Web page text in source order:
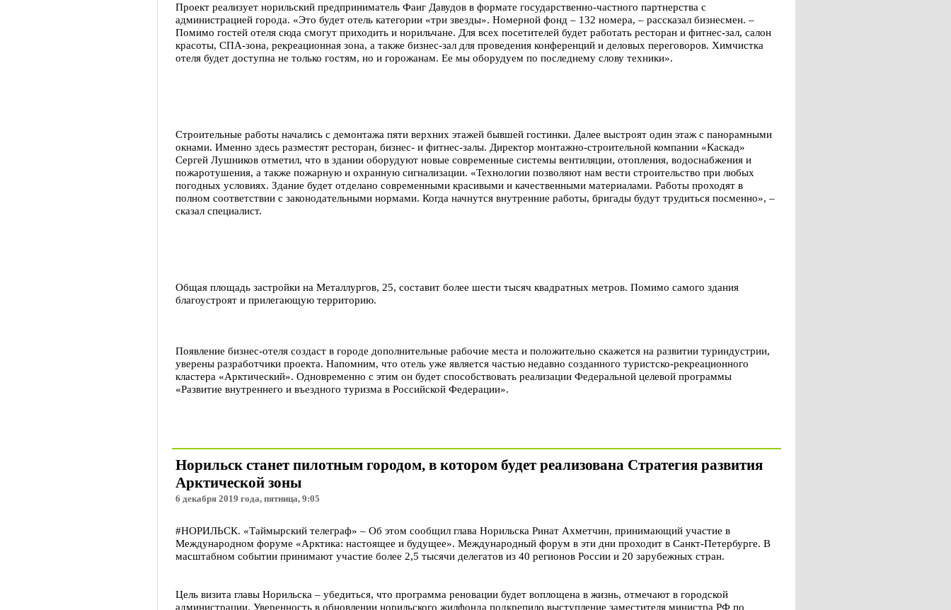
Проект реализует норильский предприниматель Фаиг Давудов в формате государственно-частного партнерства с
администрацией города. «Это будет отель категории «три звезды». Номерной фонд – 132 номера, – рассказал бизнесмен. –
Помимо гостей отеля сюда смогут приходить и норильчане. Для всех посетителей будет работать ресторан и фитнес-зал, салон
красоты, СПА-зона, рекреационная зона, а также бизнес-зал для проведения конференций и деловых переговоров. Химчистка
отеля будет доступна не только гостям, но и горожанам. Ее мы оборудуем по последнему слову техники».
Строительные работы начались с демонтажа пяти верхних этажей бывшей гостинки. Далее выстроят один этаж с панорамными
окнами. Именно здесь разместят ресторан, бизнес- и фитнес-залы. Директор монтажно-строительной компании «Каскад»
Сергей Лушников отметил, что в здании оборудуют новые современные системы вентиляции, отопления, водоснабжения и
пожаротушения, а также пожарную и охранную сигнализации. «Технологии позволяют нам вести строительство при любых
погодных условиях. Здание будет отделано современными красивыми и качественными материалами. Работы проходят в
полном соответствии с законодательными нормами. Когда начнутся внутренние работы, бригады будут трудиться посменно», –
сказал специалист.
Общая площадь застройки на Металлургов, 25, составит более шести тысяч квадратных метров. Помимо самого здания
благоустроят и прилегающую территорию.
Появление бизнес-отеля создаст в городе дополнительные рабочие места и положительно скажется на развитии туриндустрии,
уверены разработчики проекта. Напомним, что отель уже является частью недавно созданного туристско-рекреационного
кластера «Арктический». Одновременно с этим он будет способствовать реализации Федеральной целевой программы
«Развитие внутреннего и въездного туризма в Российской Федерации».
Норильск станет пилотным городом, в котором будет реализована Стратегия развития
Арктической зоны
6 декабря 2019 года, пятница, 9:05
#НОРИЛЬСК. «Таймырский телеграф» – Об этом сообщил глава Норильска Ринат Ахметчин, принимающий участие в
Международном форуме «Арктика: настоящее и будущее». Международный форум в эти дни проходит в Санкт-Петербурге. В
масштабном событии принимают участие более 2,5 тысячи делегатов из 40 регионов России и 20 зарубежных стран.
Цель визита главы Норильска – убедиться, что программа реновации будет воплощена в жизнь, отмечают в городской
администрации. Уверенность в обновлении норильского жилфонда подкрепило выступление заместителя министра РФ по